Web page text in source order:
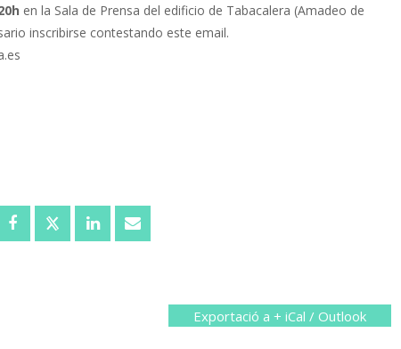
en la Sala de Prensa del edificio de Tabacalera (Amadeo de
inscribirse contestando este email.
Exportació a + iCal / Outlook